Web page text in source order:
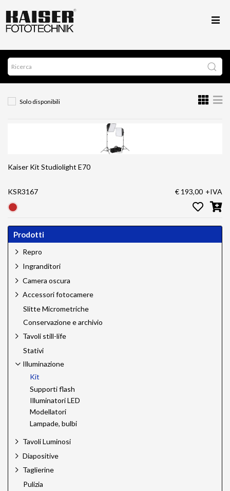
Solo disponibili
Kaiser Kit Studiolight E70
KSR3167 € 193,00 +IVA
Prodotti
Repro
Ingranditori
Camera oscura
Accessori fotocamere
Slitte Micrometriche
Conservazione e archivio
Tavoli still-life
Stativi
Illuminazione
Kit
Supporti flash
Illuminatori LED
Modellatori
Lampade, bulbi
Tavoli Luminosi
Diapositive
Taglierine
Pulizia